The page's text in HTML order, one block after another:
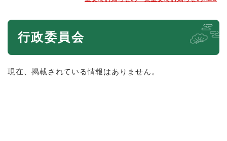
本
行政委員会
現在、掲載されている情報はありません。